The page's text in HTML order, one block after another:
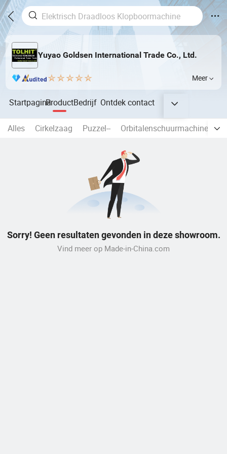
Yuyao Goldsen International Trade Co., Ltd.
Meer
StartpaginaProductBedrijf Ontdekcontact
Alles Cirkelzaag Puzzel-- Orbitalenschuurmachine
Sorry! Geen resultaten gevonden in deze showroom.
Vind meer op Made-in-China.com